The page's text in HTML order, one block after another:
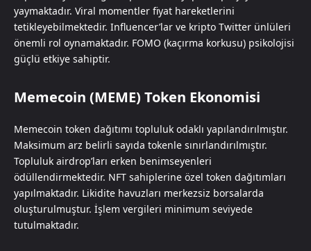
yaymaktadır. Viral momentler fiyat hareketlerini
tetikleyebilmektedir. Influencer’lar ve kripto Twitter ünlüleri
önemli rol oynamaktadır. FOMO (kaçırma korkusu) psikolojisi
güçlü etkiye sahiptir.
Memecoin (MEME) Token Ekonomisi
Memecoin token dağıtımı topluluk odaklı yapılandırılmıştır.
Maksimum arz belirli sayıda tokenle sınırlandırılmıştır.
Topluluk airdrop’ları erken benimseyenleri
ödüllendirmektedir. NFT sahiplerine özel token dağıtımları
yapılmaktadır. Likidite havuzları merkezsiz borsalarda
oluşturulmuştur. İşlem vergileri minimum seviyede
tutulmaktadır.